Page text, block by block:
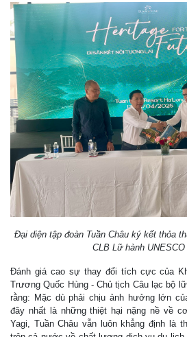
Đại diện tập đoàn Tuần Châu ký kết thỏa
CLB Lữ hành UNESCO
Đánh giá cao sự thay đổi tích cực của
Trương Quốc Hùng - Chủ tịch Câu lạc bộ
rằng: Mặc dù phải chịu ảnh hưởng lớn
đây nhất là những thiệt hại nặng nề về
Yagi, Tuần Châu vẫn luôn khẳng định là